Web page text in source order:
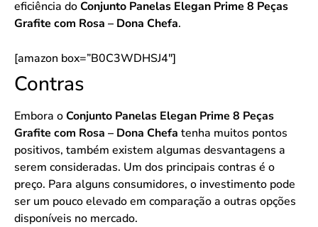
eficiência doConjunto Panelas Elegan Prime 8 Peças
Grafite com Rosa – Dona Chefa.
[amazon box=”B0C3WDHSJ4″]
Contras
Embora oConjunto Panelas Elegan Prime 8 Peças
Grafite com Rosa – Dona Chefa tenha muitos pontos
positivos, também existem algumas desvantagens a
serem consideradas. Um dos principais contras é o
preço. Para alguns consumidores, o investimento pode
ser um pouco elevado em comparação a outras opções
disponíveis no mercado.